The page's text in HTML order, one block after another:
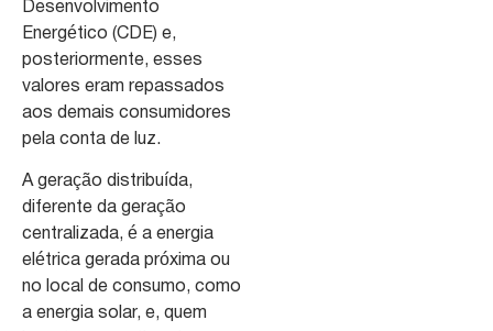
Desenvolvimento
Energético (CDE) e,
posteriormente, esses
valores eram repassados
aos demais consumidores
pela conta de luz.
A geração distribuída,
diferente da geração
centralizada, é a energia
elétrica gerada próxima ou
no local de consumo, como
a energia solar, e, quem